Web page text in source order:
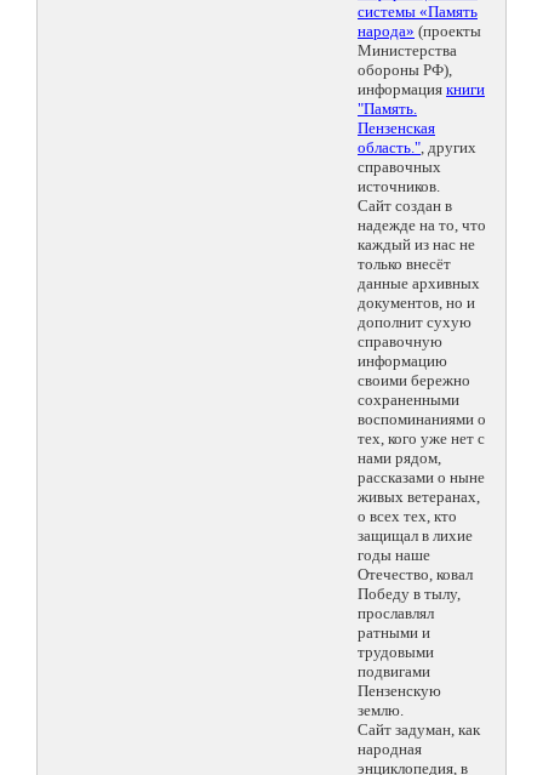
системы «Память
народа» (проекты
Министерства
обороны РФ),
информация книги
"Память.
Пензенская
область.", других
справочных
источников.
Сайт создан в
надежде на то, что
каждый из нас не
только внесёт
данные архивных
документов, но и
дополнит сухую
справочную
информацию
своими бережно
сохраненными
воспоминаниями о
тех, кого уже нет с
нами рядом,
рассказами о ныне
живых ветеранах,
о всех тех, кто
защищал в лихие
годы наше
Отечество, ковал
Победу в тылу,
прославлял
ратными и
трудовыми
подвигами
Пензенскую
землю.
Сайт задуман, как
народная
энциклопедия, в